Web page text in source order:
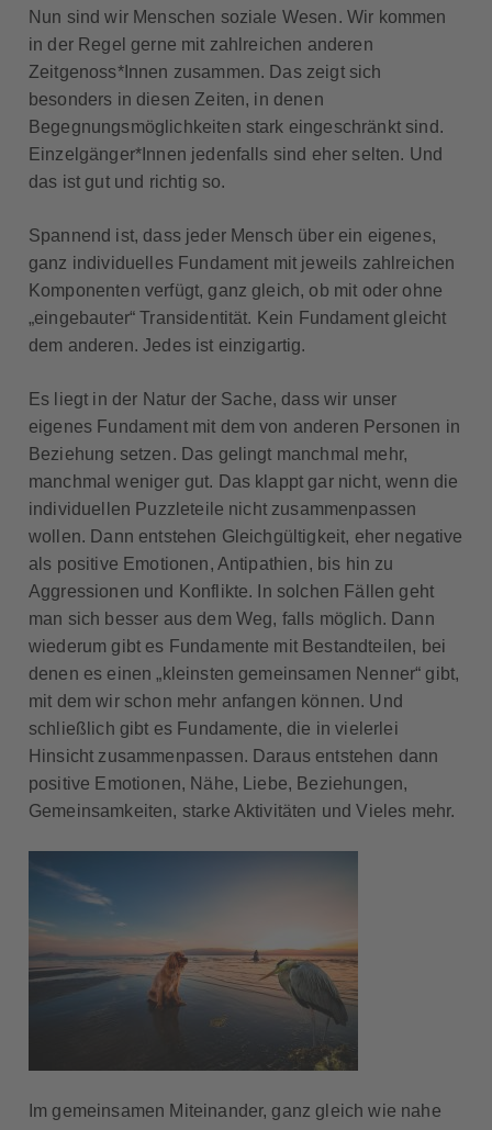
Nun sind wir Menschen soziale Wesen. Wir kommen
in der Regel gerne mit zahlreichen anderen
Zeitgenoss*Innen zusammen. Das zeigt sich
besonders in diesen Zeiten, in denen
Begegnungsmöglichkeiten stark eingeschränkt sind.
Einzelgänger*Innen jedenfalls sind eher selten. Und
das ist gut und richtig so.
Spannend ist, dass jeder Mensch über ein eigenes,
ganz individuelles Fundament mit jeweils zahlreichen
Komponenten verfügt, ganz gleich, ob mit oder ohne
„eingebauter“ Transidentität. Kein Fundament gleicht
dem anderen. Jedes ist einzigartig.
Es liegt in der Natur der Sache, dass wir unser
eigenes Fundament mit dem von anderen Personen in
Beziehung setzen. Das gelingt manchmal mehr,
manchmal weniger gut. Das klappt gar nicht, wenn die
individuellen Puzzleteile nicht zusammenpassen
wollen. Dann entstehen Gleichgültigkeit, eher negative
als positive Emotionen, Antipathien, bis hin zu
Aggressionen und Konflikte. In solchen Fällen geht
man sich besser aus dem Weg, falls möglich. Dann
wiederum gibt es Fundamente mit Bestandteilen, bei
denen es einen „kleinsten gemeinsamen Nenner“ gibt,
mit dem wir schon mehr anfangen können. Und
schließlich gibt es Fundamente, die in vielerlei
Hinsicht zusammenpassen. Daraus entstehen dann
positive Emotionen, Nähe, Liebe, Beziehungen,
Gemeinsamkeiten, starke Aktivitäten und Vieles mehr.
Im gemeinsamen Miteinander, ganz gleich wie nahe